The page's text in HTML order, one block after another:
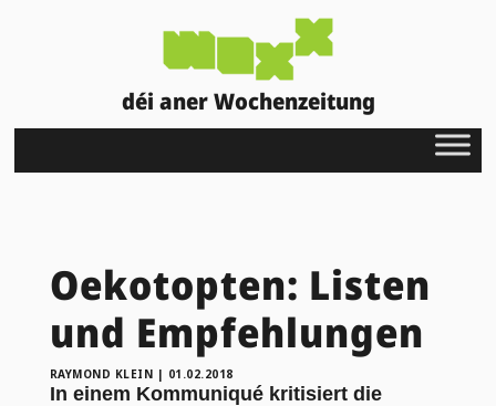
déi aner Wochenzeitung
Oekotopten: Listen
und Empfehlungen
RAYMOND KLEIN | 01.02.2018
In einem Kommuniqué kritisiert die